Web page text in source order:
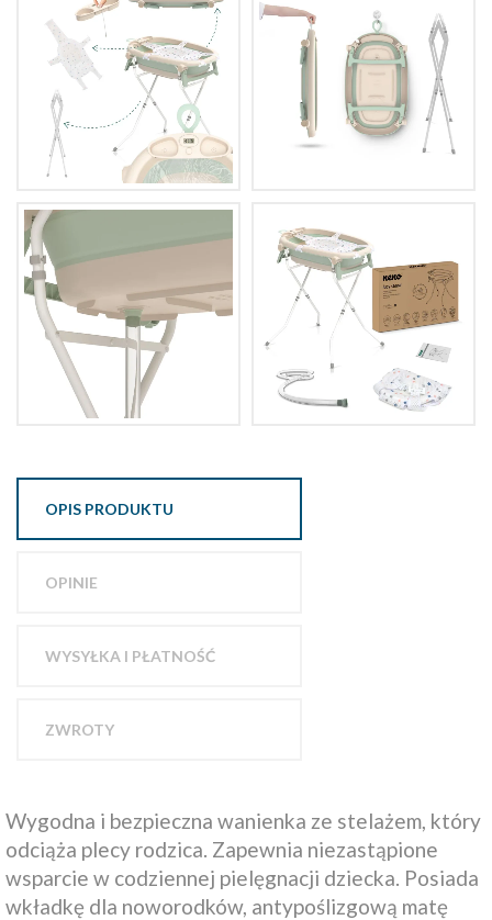
OPIS PRODUKTU
OPINIE
WYSYŁKA I PŁATNOŚĆ
ZWROTY
Wygodna i bezpieczna wanienka ze stelażem, który
odciąża plecy rodzica. Zapewnia niezastąpione
wsparcie w codziennej pielęgnacji dziecka. Posiada
wkładkę dla noworodków, antypoślizgową matę